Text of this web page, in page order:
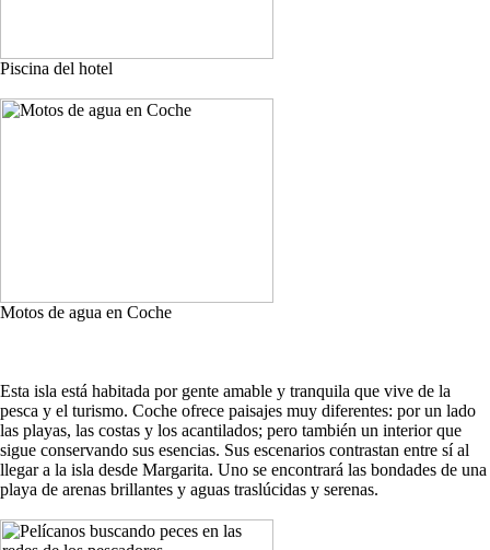
Piscina del hotel
Motos de agua en Coche
Esta isla está habitada por gente amable y tranquila que vive de la
pesca y el turismo. Coche ofrece paisajes muy diferentes: por un lado
las playas, las costas y los acantilados; pero también un interior que
sigue conservando sus esencias. Sus escenarios contrastan entre sí al
llegar a la isla desde Margarita. Uno se encontrará las bondades de una
playa de arenas brillantes y aguas traslúcidas y serenas.